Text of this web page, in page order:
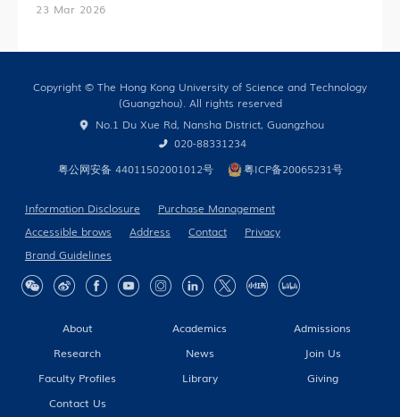
23 Mar 2026
About Academics
Admissions
Research
News
Join Us
Faculty Profiles
Library
Giving
Contact Us
Copyright © The Hong Kong University of Science and Technology
(Guangzhou). All rights reserved
No.1 Du Xue Rd, Nansha District, Guangzhou
020-88331234
粤公网安备 44011502001012号
粤ICP备20065231号
Information Disclosure
Purchase Management
Accessible brows
Address Contact
Privacy
Brand Guidelines